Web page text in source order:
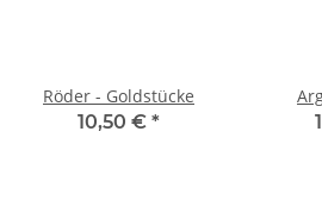
Röder - Goldstücke
10,50 € *